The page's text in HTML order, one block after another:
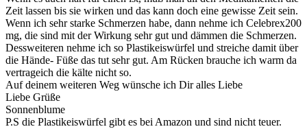
Zeit lassen bis sie wirken und das kann doch eine gewisse Zeit sein.
Wenn ich sehr starke Schmerzen habe, dann nehme ich Celebrex200
mg, die sind mit der Wirkung sehr gut und dämmen die Schmerzen.
Dessweiteren nehme ich so Plastikeiswürfel und streiche damit über
die Hände- Füße das tut sehr gut. Am Rücken brauche ich warm da
vertrageich die kälte nicht so.
Auf deinem weiteren Weg wünsche ich Dir alles Liebe
Liebe Grüße
Sonnenblume
P.S die Plastikeiswürfel gibt es bei Amazon und sind nicht teuer.